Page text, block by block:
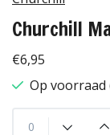
Churchill
€6,95
Op voorraad